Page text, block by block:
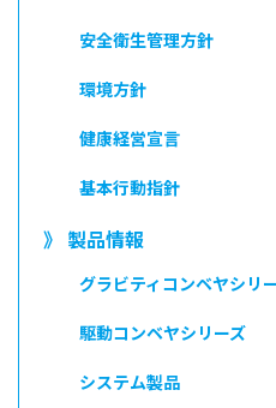
安全衛生管理方針
環境方針
健康経営宣言
基本行動指針
》 製品情報
グラビティコンベヤシリ
駆動コンベヤシリーズ
システム製品